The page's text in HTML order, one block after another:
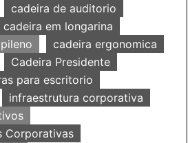
cadeira de auditorio
cadeira em longarina
cadeira ergonomica
Cadeira Presidente
para escritorio
infraestrutura corporativa
Corporativas